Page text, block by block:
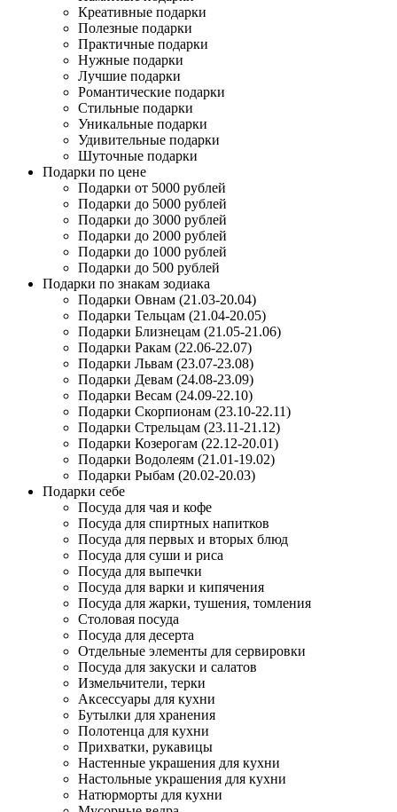
Креативные подарки
Полезные подарки
Практичные подарки
Нужные подарки
Лучшие подарки
Романтические подарки
Стильные подарки
Уникальные подарки
Удивительные подарки
Шуточные подарки
Подарки по цене
Подарки от 5000 рублей
Подарки до 5000 рублей
Подарки до 3000 рублей
Подарки до 2000 рублей
Подарки до 1000 рублей
Подарки до 500 рублей
Подарки по знакам зодиака
Подарки Овнам (21.03-20.04)
Подарки Тельцам (21.04-20.05)
Подарки Близнецам (21.05-21.06)
Подарки Ракам (22.06-22.07)
Подарки Львам (23.07-23.08)
Подарки Девам (24.08-23.09)
Подарки Весам (24.09-22.10)
Подарки Скорпионам (23.10-22.11)
Подарки Стрельцам (23.11-21.12)
Подарки Козерогам (22.12-20.01)
Подарки Водолеям (21.01-19.02)
Подарки Рыбам (20.02-20.03)
Подарки себе
Посуда для чая и кофе
Посуда для спиртных напитков
Посуда для первых и вторых блюд
Посуда для суши и риса
Посуда для выпечки
Посуда для варки и кипячения
Посуда для жарки, тушения, томления
Столовая посуда
Посуда для десерта
Отдельные элементы для сервировки
Посуда для закуски и салатов
Измельчители, терки
Аксессуары для кухни
Бутылки для хранения
Полотенца для кухни
Прихватки, рукавицы
Настенные украшения для кухни
Настольные украшения для кухни
Натюрморты для кухни